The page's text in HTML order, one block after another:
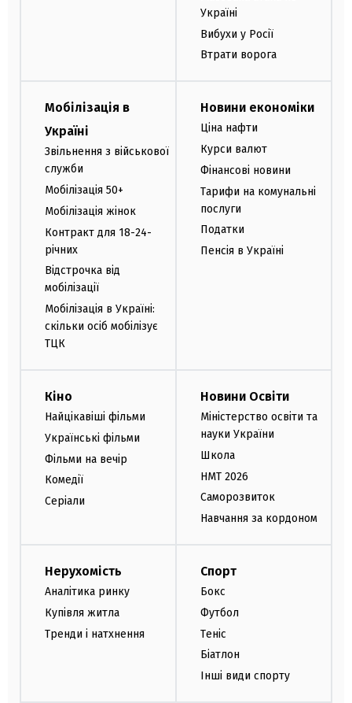
Україні
Вибухи у Росії
Втрати ворога
Мобілізація в
Україні
Звільнення з військової
служби
Мобілізація 50+
Мобілізація жінок
Контракт для 18-24-
річних
Відстрочка від
мобілізації
Мобілізація в Україні:
скільки осіб мобілізує
ТЦК
Новини економіки
Ціна нафти
Курси валют
Фінансові новини
Тарифи на комунальні
послуги
Податки
Пенсія в Україні
Кіно
Найцікавіші фільми
Українські фільми
Фільми на вечір
Комедії
Серіали
Новини Освіти
Міністерство освіти та
науки України
Школа
НМТ 2026
Саморозвиток
Навчання за кордоном
Нерухомість
Аналітика ринку
Купівля житла
Тренди і натхнення
Спорт
Бокс
Футбол
Теніс
Біатлон
Інші види спорту